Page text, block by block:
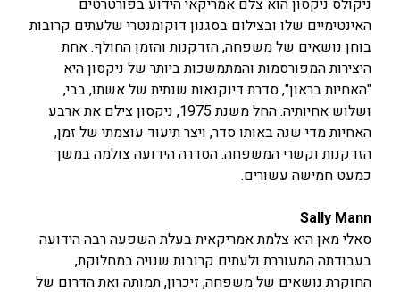
ניקולס ניקסון הוא צלם אמריקאי הידוע בפורטרטים
האינטימיים שלו ובצילום בסגנון דוקומנטרי שלעתים קרובות
בוחן נושאים של משפחה, הזדקנות והזמן החולף. אחת
היצירות המפורסמות והמתמשכות ביותר של ניקסון היא
"האחיות בראון", סדרת דיוקנאות שנתית של אשתו, בבי,
ושלוש אחיותיה. החל משנת 1975, ניקסון צילם את ארבע
האחיות מדי שנה באותו סדר, ויצר תיעוד עוצמתי של זמן,
הזדקנות וקשרי המשפחה. הסדרה הידועה צולמה במשך
כמעט חמישה עשורים.
Sally Mann
סאלי מאן היא צלמת אמריקאית בעלת השפעה רבה הידועה
בעבודתה המעוררת ולעתים קרובות שנויה במחלוקת,
החוקרת נושאים של משפחה, זיכרון, תמותה ואת הדרום של